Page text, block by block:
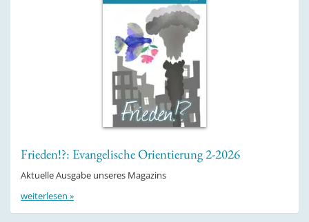
Frieden!?: Evangelische Orientierung 2-2026
Aktuelle Ausgabe unseres Magazins
weiterlesen »